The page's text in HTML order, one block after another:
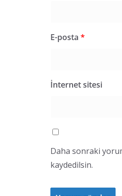
E-posta *
İnternet sitesi
Daha sonraki
kaydedilsin.